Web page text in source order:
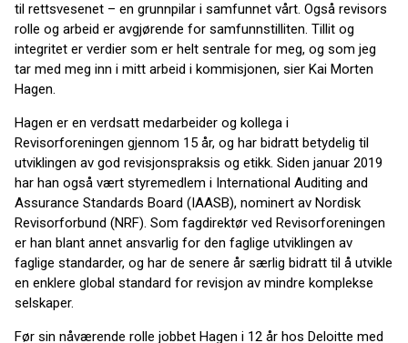
til rettsvesenet – en grunnpilar i samfunnet vårt. Også revisors
rolle og arbeid er avgjørende for samfunnstilliten. Tillit og
integritet er verdier som er helt sentrale for meg, og som jeg
tar med meg inn i mitt arbeid i kommisjonen, sier Kai Morten
Hagen.
Hagen er en verdsatt medarbeider og kollega i
Revisorforeningen gjennom 15 år, og har bidratt betydelig til
utviklingen av god revisjonspraksis og etikk. Siden januar 2019
har han også vært styremedlem i International Auditing and
Assurance Standards Board (IAASB), nominert av Nordisk
Revisorforbund (NRF). Som fagdirektør ved Revisorforeningen
er han blant annet ansvarlig for den faglige utviklingen av
faglige standarder, og har de senere år særlig bidratt til å utvikle
en enklere global standard for revisjon av mindre komplekse
selskaper.
Før sin nåværende rolle jobbet Hagen i 12 år hos Deloitte med